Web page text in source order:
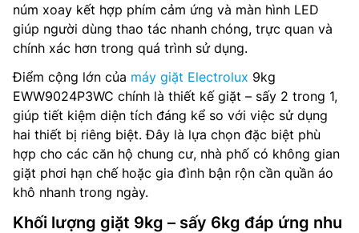
núm xoay kết hợp phím cảm ứng và màn hình LED
giúp người dùng thao tác nhanh chóng, trực quan và
chính xác hơn trong quá trình sử dụng.
Điểm cộng lớn của máy giặt Electrolux 9kg
EWW9024P3WC chính là thiết kế giặt – sấy 2 trong 1,
giúp tiết kiệm diện tích đáng kể so với việc sử dụng
hai thiết bị riêng biệt. Đây là lựa chọn đặc biệt phù
hợp cho các căn hộ chung cư, nhà phố có không gian
giặt phơi hạn chế hoặc gia đình bận rộn cần quần áo
khô nhanh trong ngày.
Khối lượng giặt 9kg – sấy 6kg đáp ứng nhu